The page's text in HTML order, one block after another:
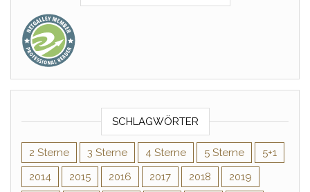
SCHLAGWÖRTER
2 Sterne 3 Sterne 4 Sterne 5 Sterne
5+1
2014
2015 2016 2017 2018
2019